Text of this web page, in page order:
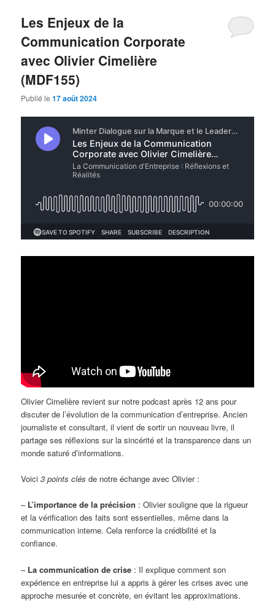
Les Enjeux de la
Communication Corporate
avec Olivier Cimelière
(MDF155)
Publié le17 août 2024
Olivier Cimelière revient sur notre podcast après 12 ans pour
discuter de l’évolution de la communication d’entreprise. Ancien
journaliste et consultant, il vient de sortir un nouveau livre, il
partage ses réflexions sur la sincérité et la transparence dans un
monde saturé d’informations.
Voici3 points clés de notre échange avec Olivier :
– L’importance de la précision : Olivier souligne que la rigueur
et la vérification des faits sont essentielles, même dans la
communication interne. Cela renforce la crédibilité et la
confiance.
– La communication de crise : Il explique comment son
expérience en entreprise lui a appris à gérer les crises avec une
approche mesurée et concrète, en évitant les approximations.